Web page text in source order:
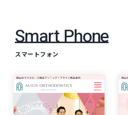
Smart Phone
スマートフォン